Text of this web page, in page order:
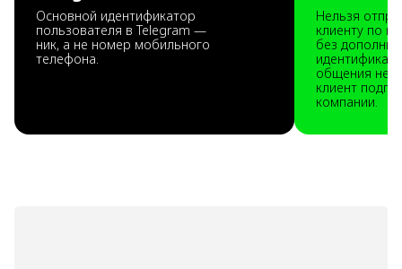
Основной идентификатор
пользователя в Telegram —
ник, а не номер мобильного
телефона.
Нельзя
клиенту по
без
общения
клиент
компании.